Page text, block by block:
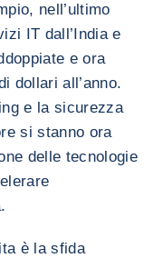
nell’ultimo
IT dall’India e
e ora
dollari all’anno.
e la sicurezza
si stanno ora
delle tecnologie
è la sfida